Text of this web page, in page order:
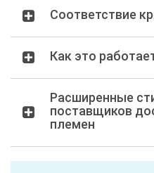
Соответствие
Как это
Расширенные
поставщиков
племен